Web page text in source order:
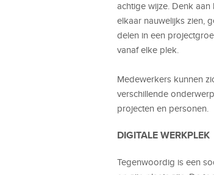
achtige wijze. Denk
elkaar nauwelijks zien,
delen in een
vanaf elke plek.
Medewerkers kunnen
verschillende
projecten en personen.
DIGITALE WERKPLEK
Tegenwoordig is een